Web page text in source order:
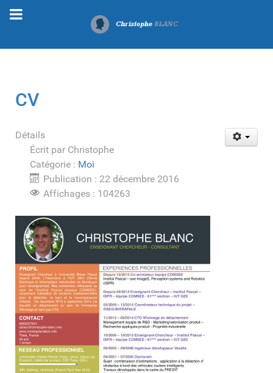
CV
Détails
Écrit par Christophe
Catégorie : Moi
Publication : 22 décembre 2016
Affichages : 104263